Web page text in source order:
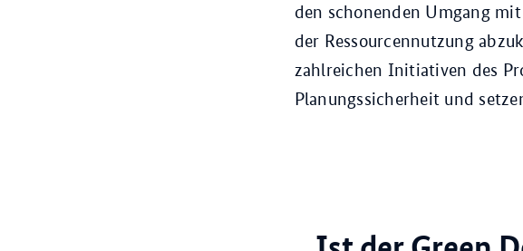
den schonenden Umgang
der Ressourcennutzung
zahlreichen Initiativen des
Planungssicherheit und